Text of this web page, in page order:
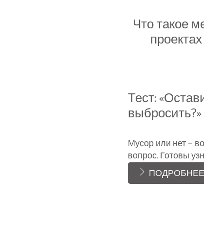
Что такое
Тест:
выбросить?»
Мусор или нет —
вопрос. Готовы
ПОДРОБНЕЕ